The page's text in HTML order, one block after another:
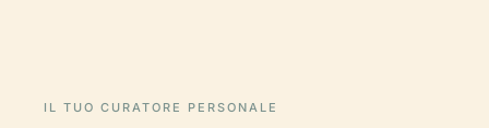
IL TUO CURATORE PERSONALE